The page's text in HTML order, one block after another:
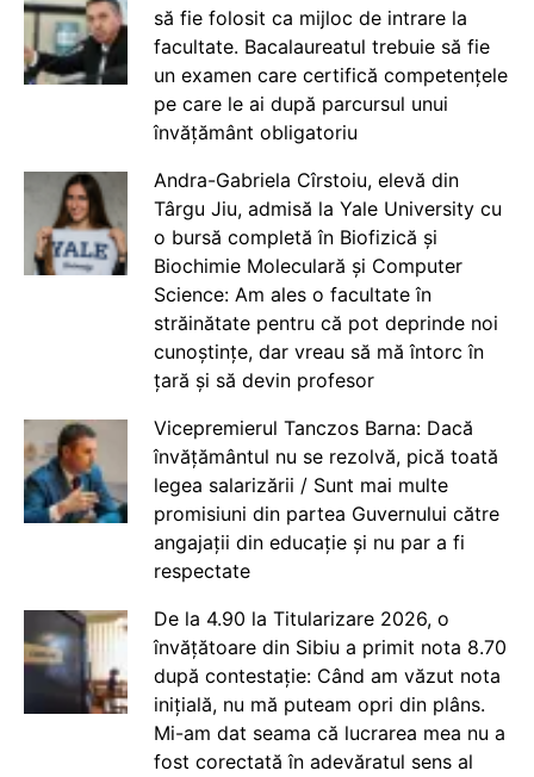
să fie folosit ca mijloc de intrare la
facultate. Bacalaureatul trebuie să fie
un examen care certifică competențele
pe care le ai după parcursul unui
învățământ obligatoriu
Andra-Gabriela Cîrstoiu, elevă din
Târgu Jiu, admisă la Yale University cu
o bursă completă în Biofizică și
Biochimie Moleculară și Computer
Science: Am ales o facultate în
străinătate pentru că pot deprinde noi
cunoștințe, dar vreau să mă întorc în
țară și să devin profesor
Vicepremierul Tanczos Barna: Dacă
învățământul nu se rezolvă, pică toată
legea salarizării / Sunt mai multe
promisiuni din partea Guvernului către
angajații din educație și nu par a fi
respectate
De la 4.90 la Titularizare 2026, o
învățătoare din Sibiu a primit nota 8.70
după contestație: Când am văzut nota
inițială, nu mă puteam opri din plâns.
Mi-am dat seama că lucrarea mea nu a
fost corectată în adevăratul sens al